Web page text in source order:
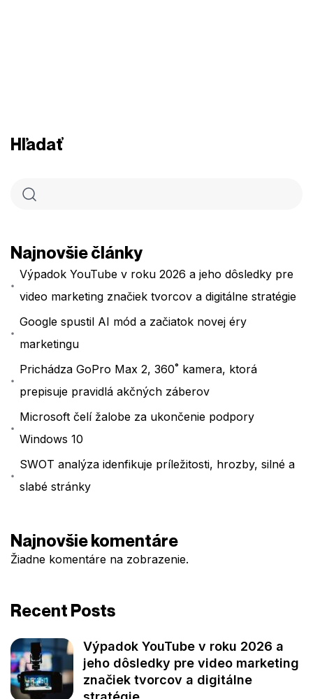
Hľadať
Najnovšie články
Výpadok YouTube v roku 2026 a jeho dôsledky pre
video marketing značiek tvorcov a digitálne stratégie
Google spustil AI mód a začiatok novej éry
marketingu
Prichádza GoPro Max 2, 360˚ kamera, ktorá
prepisuje pravidlá akčných záberov
Microsoft čelí žalobe za ukončenie podpory
Windows 10
SWOT analýza idenfikuje príležitosti, hrozby, silné a
slabé stránky
Najnovšie komentáre
Žiadne komentáre na zobrazenie.
Recent Posts
Výpadok YouTube v roku 2026 a
jeho dôsledky pre video marketing
značiek tvorcov a digitálne